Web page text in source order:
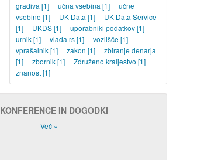
gradiva [1] učna vsebina [1]
učne
vsebine [1] UK Data [1]
UK Data Service
[1]
UKDS[1] uporabniki podatkov[1]
urnik[1] vlada rs[1] vozlišče [1]
vprašalnik[1] zakon [1]
zbiranje denarja
[1]
zbornik[1] Združeno kraljestvo [1]
znanost[1]
KONFERENCE IN DOGODKI
Več »